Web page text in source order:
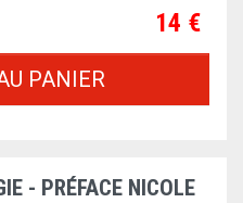
Prix
14 €
PANIER
- PRÉFACE NICOLE